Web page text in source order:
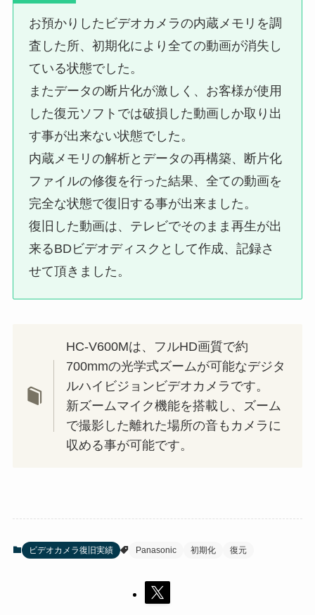
お預かりしたビデオカメラの内蔵メモリを調
査した所、初期化により全ての動画が消失し
ている状態でした。
またデータの断片化が激しく、お客様が使用
した復元ソフトでは破損した動画しか取り出
す事が出来ない状態でした。
内蔵メモリの解析とデータの再構築、断片化
ファイルの修復を行った結果、全ての動画を
完全な状態で復旧する事が出来ました。
復旧した動画は、テレビでそのまま再生が出
来るBDビデオディスクとして作成、記録さ
せて頂きました。
HC-V600Mは、フルHD画質で約
700mmの光学式ズームが可能なデジタ
ルハイビジョンビデオカメラです。
新ズームマイク機能を搭載し、ズーム
で撮影した離れた場所の音もカメラに
収める事が可能です。
ビデオカメラ復旧実績 Panasonic 初期化 復元